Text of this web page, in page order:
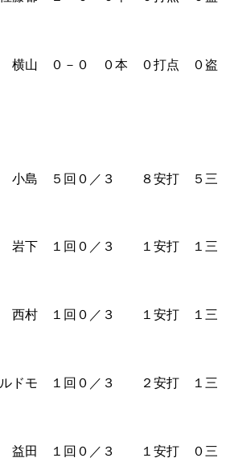
－０ ０本 ０打点 ０盗
／３ ８安打 ５三
／３ １安打 １三
０／３ １安打 １三
回０／３ ２安打 １三
０／３ １安打 ０三